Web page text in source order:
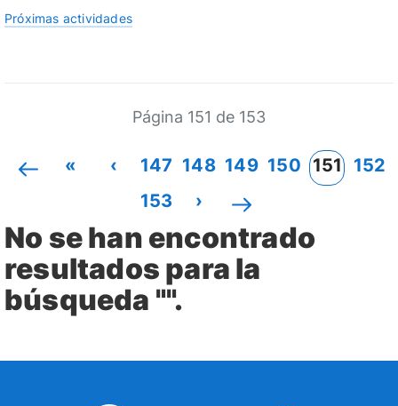
Próximas actividades
Página 151 de 153
« ‹ 147 148 149 150 151
152
153
›
No se han encontrado
resultados para la
búsqueda "".